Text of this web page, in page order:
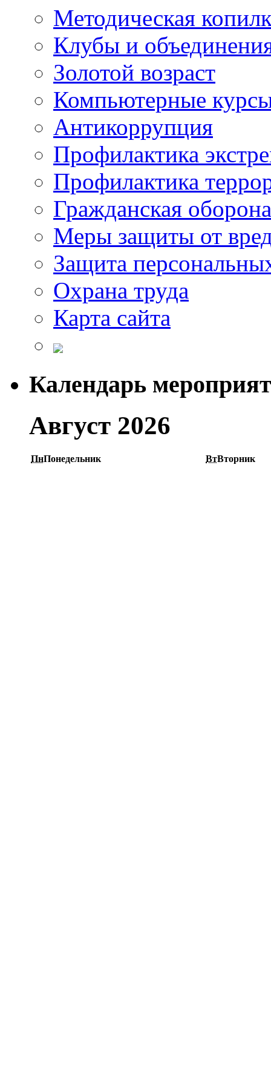
Методическая
Клубы и
Золотой возраст
Компьютерные
Антикоррупция
Профилактика
Профилактика
Гражданская оборона
Меры защиты от
Защита
Охрана труда
Карта сайта
Календарь
Август 2026
ПнПонедельник ВтВторник